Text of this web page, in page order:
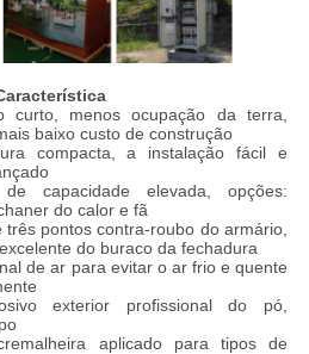
curto, menos ocupação da terra,
baixo custo de construção
compacta, a instalação fácil e
capacidade elevada, opções:
do calor e fã
pontos contra-roubo do armário,
do buraco da fechadura
de ar para evitar o ar frio e quente
exterior profissional do pó,
aplicado para tipos de